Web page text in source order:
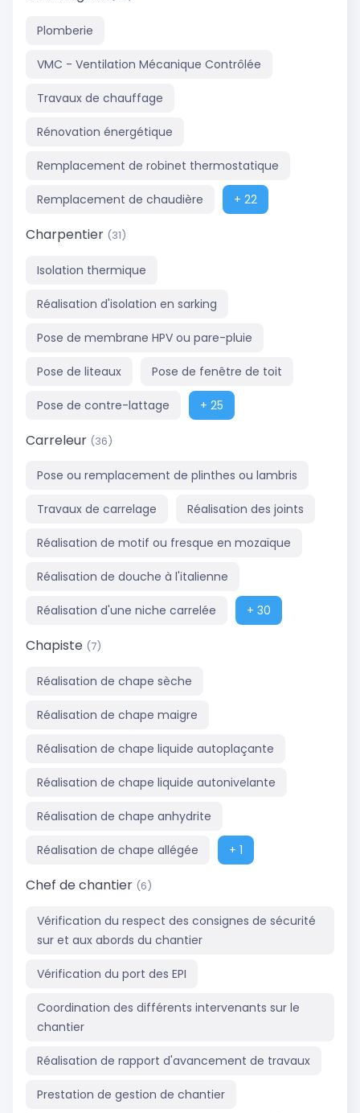
Plomberie
VMC - Ventilation Mécanique Contrôlée
Travaux de chauffage
Rénovation énergétique
Remplacement de robinet thermostatique
Remplacement de chaudière + 22
Charpentier (31)
Isolation thermique
Réalisation d'isolation en sarking
Pose de membrane HPV ou pare-pluie
Pose de liteaux Pose de fenêtre de toit
Pose de contre-lattage + 25
Carreleur (36)
Pose ou remplacement de plinthes ou lambris
Travaux de carrelage Réalisation des joints
Réalisation de motif ou fresque en mozaïque
Réalisation de douche à l'italienne
Réalisation d'une niche carrelée + 30
Chapiste (7)
Réalisation de chape sèche
Réalisation de chape maigre
Réalisation de chape liquide autoplaçante
Réalisation de chape liquide autonivelante
Réalisation de chape anhydrite
Réalisation de chape allégée + 1
Chef de chantier (6)
Vérification du respect des consignes de sécurité
sur et aux abords du chantier
Vérification du port des EPI
Coordination des différents intervenants sur le
chantier
Réalisation de rapport d'avancement de travaux
Prestation de gestion de chantier